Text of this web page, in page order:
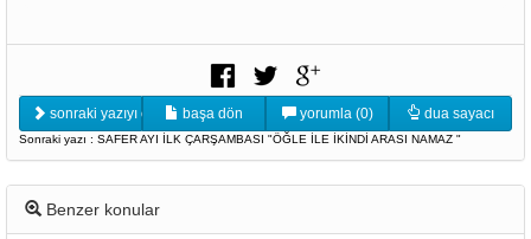
sonraki yazıyı oku başa dön yorumla (0) dua sayacı
Sonraki yazı : SAFER AYI İLK ÇARŞAMBASI "ÖĞLE İLE İKİNDİ ARASI NAMAZ "
Benzer konular